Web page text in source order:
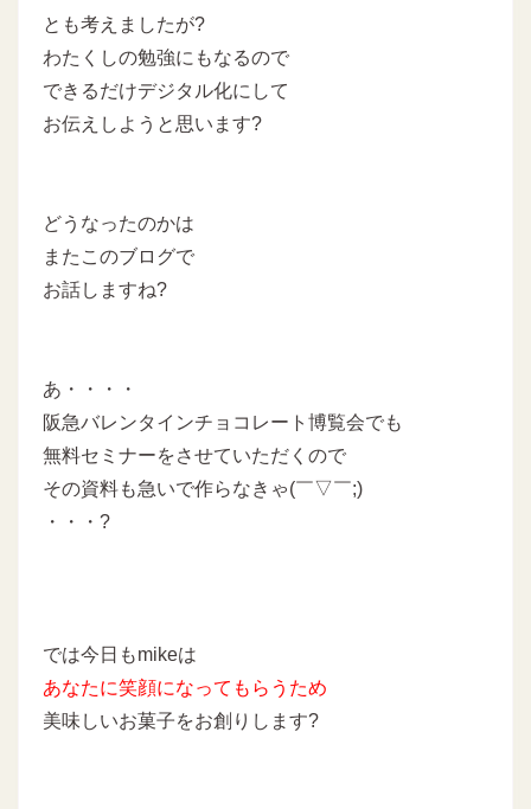
とも考えましたが?
わたくしの勉強にもなるので
できるだけデジタル化にして
お伝えしようと思います?
どうなったのかは
またこのブログで
お話しますね?
あ・・・・
阪急バレンタインチョコレート博覧会でも
無料セミナーをさせていただくので
その資料も急いで作らなきゃ(￣▽￣;)
・・・?
では今日もmikeは
あなたに笑顔になってもらうため
美味しいお菓子をお創りします?